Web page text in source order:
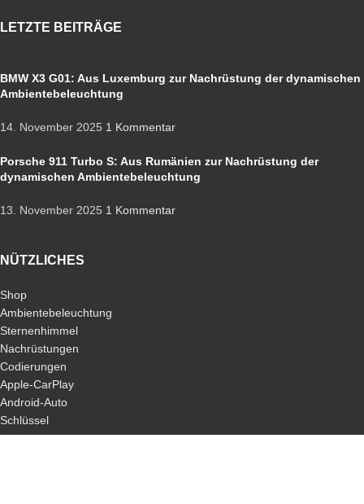
LETZTE BEITRÄGE
BMW X3 G01: Aus Luxemburg zur Nachrüstung der dynamischen
Ambientebeleuchtung
14. November 2025 1 Kommentar
Porsche 911 Turbo S: Aus Rumänien zur Nachrüstung der
dynamischen Ambientebeleuchtung
13. November 2025 1 Kommentar
NÜTZLICHES
Shop
Ambientebeleuchtung
Sternenhimmel
Nachrüstungen
Codierungen
Apple-CarPlay
Android-Auto
Schlüssel